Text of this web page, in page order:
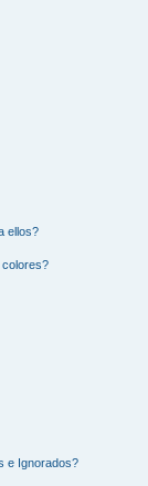
ellos?
colores?
e Ignorados?